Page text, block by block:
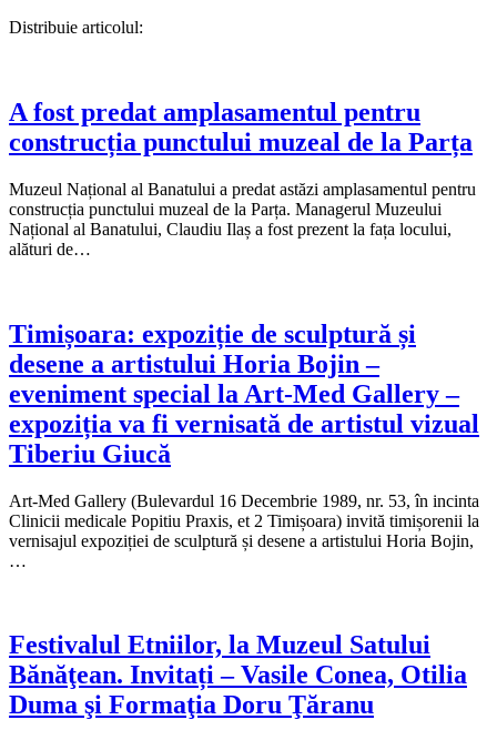
Distribuie articolul:
A fost predat amplasamentul pentru
construcția punctului muzeal de la Parța
Muzeul Național al Banatului a predat astăzi amplasamentul pentru
construcția punctului muzeal de la Parța. Managerul Muzeului
Național al Banatului, Claudiu Ilaș a fost prezent la fața locului,
alături de…
Timișoara: expoziție de sculptură și
desene a artistului Horia Bojin –
eveniment special la Art-Med Gallery –
expoziția va fi vernisată de artistul vizual
Tiberiu Giucă
Art-Med Gallery (Bulevardul 16 Decembrie 1989, nr. 53, în incinta
Clinicii medicale Popitiu Praxis, et 2 Timișoara) invită timișorenii la
vernisajul expoziției de sculptură și desene a artistului Horia Bojin,
…
Festivalul Etniilor, la Muzeul Satului
Bănăţean. Invitați – Vasile Conea, Otilia
Duma şi Formaţia Doru Ţăranu